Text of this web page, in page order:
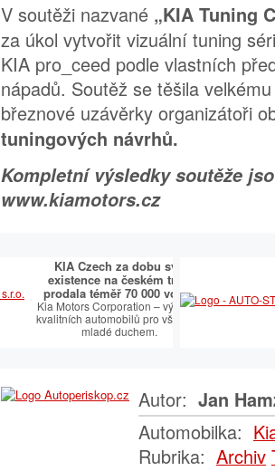
V soutěži nazvané „KIA Tuning
za úkol vytvořit vizuální tuning
KIA pro_ceed podle vlastních
nápadů. Soutěž se těšila
březnové uzávěrky organizátoři
tuningových návrhů.
Kompletní výsledky soutěže
www.kiamotors.cz
KIA Czech za dobu své
existence na českém trhu
prodala téměř 70 000 vozů.
Kia Motors Corporation – výrobce
kvalitních automobilů pro všechny
mladé duchem.
Autor: Jan
Automobilka:
Rubrika: Archiv